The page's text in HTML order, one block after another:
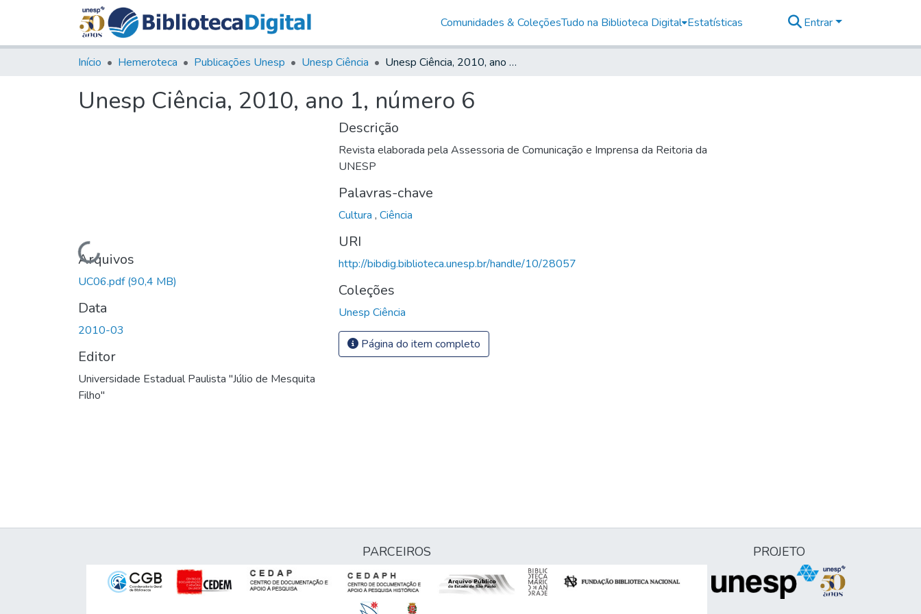
Comunidades & ColeçõesTudo na Biblioteca Digital Estatísticas Entrar
Início Hemeroteca Publicações Unesp Unesp Ciência Unesp Ciência, 2010, ano 1, número 6
Unesp Ciência, 2010, ano 1, número 6
Carregando...
Arquivos
UC06.pdf(90,4 MB)
Data
2010-03
Editor
Universidade Estadual Paulista "Júlio de Mesquita
Filho"
Descrição
Revista elaborada pela Assessoria de Comunicação e Imprensa da Reitoria da
UNESP
Palavras-chave
Cultura , Ciência
URI
http://bibdig.biblioteca.unesp.br/handle/10/28057
Coleções
Unesp Ciência
Página do item completo
PARCEIROS PROJETO